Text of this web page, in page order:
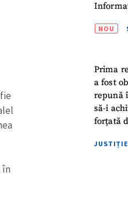
în
NOU
Prima
a fost
repună
să-i
forțată
JUSTIȚIE
+ Telefon personal